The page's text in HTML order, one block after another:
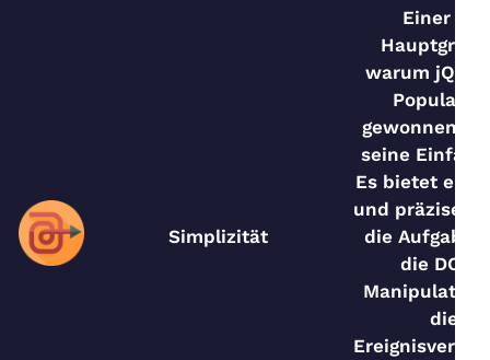
Simplizität
Einer der
warum
gewonnen
seine
Es bietet eine
und präzise
die
die DOM-
Manipulation
die